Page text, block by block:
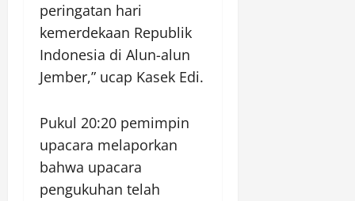
peringatan hari
kemerdekaan Republik
Indonesia di Alun-alun
Jember,” ucap Kasek Edi.
Pukul 20:20 pemimpin
upacara melaporkan
bahwa upacara
pengukuhan telah